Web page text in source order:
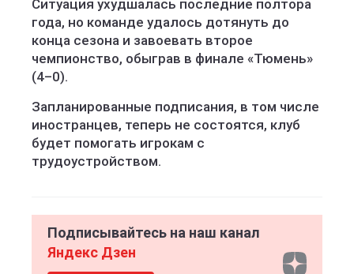
Ситуация ухудшалась последние полтора
года, но команде удалось дотянуть до
конца сезона и завоевать второе
чемпионство, обыграв в финале «Тюмень»
(4–0).
Запланированные подписания, в том числе
иностранцев, теперь не состоятся, клуб
будет помогать игрокам с
трудоустройством.
Подписывайтесь на наш канал
Яндекс Дзен